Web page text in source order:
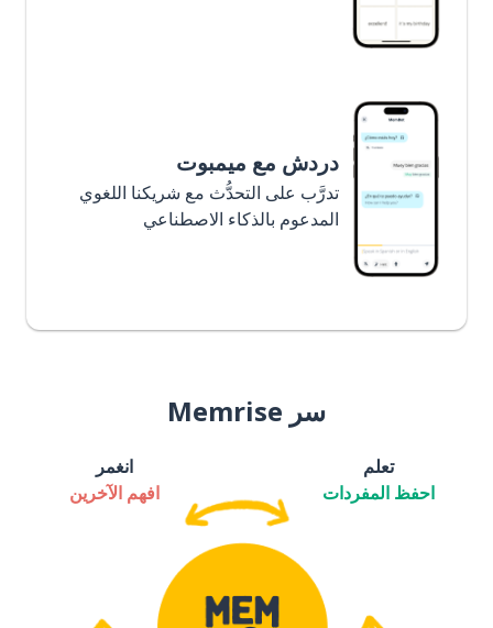
دردش مع ميمبوت
تدرَّب على التحدُّث مع شريكنا اللغوي
المدعوم بالذكاء الاصطناعي
سر Memrise
تعلم
احفظ المفردات
انغمر
افهم الآخرين